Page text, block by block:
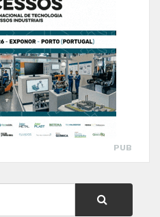
PUB